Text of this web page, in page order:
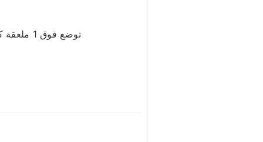
توضع فوق 1 ملعقة كبيرة كاملة من الحشوة وبعض الصنوبر ثم لفها بإحكام. تأكد من ثني الحواف حتى لا تسقط الحشوة